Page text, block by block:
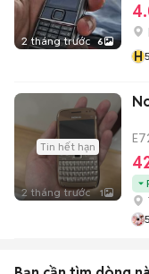
2 tháng trước 6
H
Tin hết hạn
2 tháng trước 1